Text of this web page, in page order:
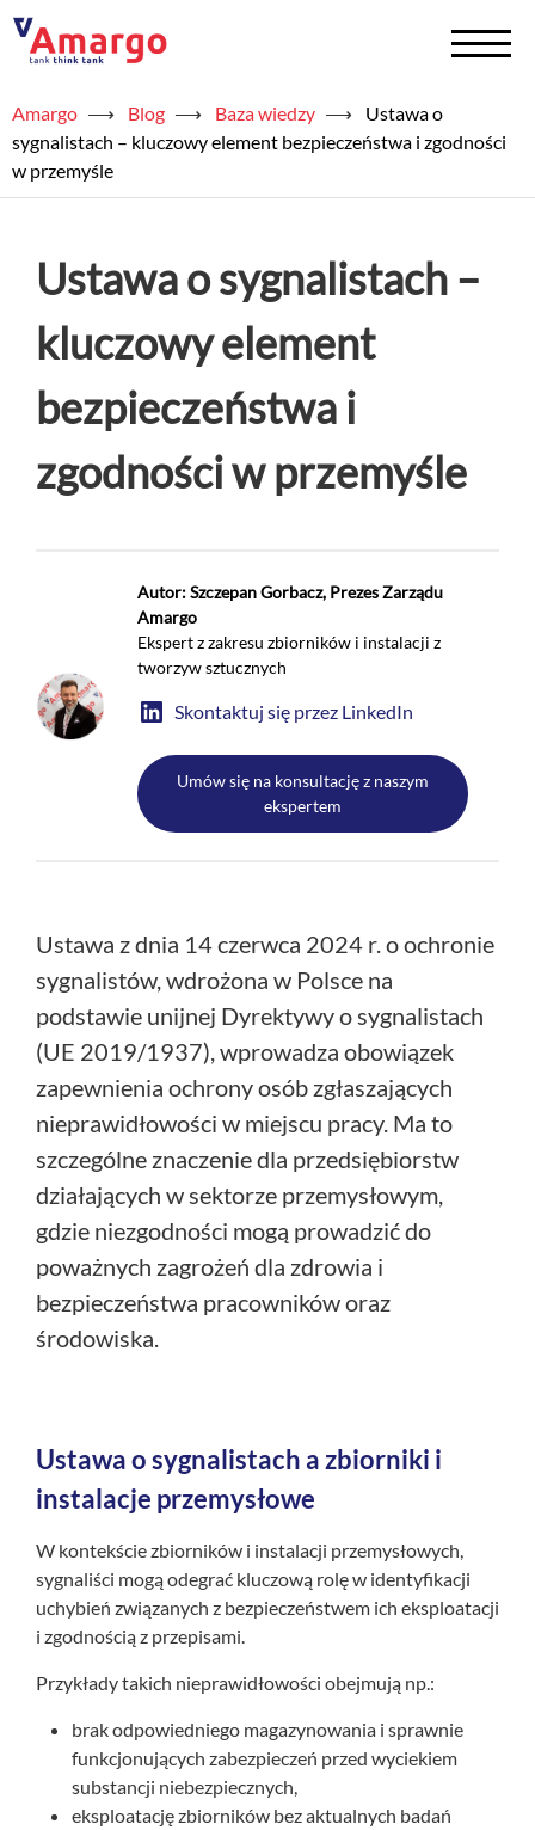
Zbiorniki na chemię +
Zbiorniki na wodę +
Serwis
Akademia TAED
Blog
Amargo ⟶ Blog ⟶ Baza wiedzy ⟶
Ustawa o
sygnalistach – kluczowy element bezpieczeństwa i zgodności
w przemyśle
Ustawa o sygnalistach –
kluczowy element
bezpieczeństwa i
zgodności w przemyśle
Autor: Szczepan Gorbacz, Prezes Zarządu
Amargo
Ekspert z zakresu zbiorników i instalacji z
tworzyw sztucznych
Skontaktuj się przez LinkedIn
Umów się na konsultację z naszym
ekspertem
Ustawa z dnia 14 czerwca 2024 r. o ochronie
sygnalistów, wdrożona w Polsce na
podstawie unijnej Dyrektywy o sygnalistach
(UE 2019/1937), wprowadza obowiązek
zapewnienia ochrony osób zgłaszających
nieprawidłowości w miejscu pracy. Ma to
szczególne znaczenie dla przedsiębiorstw
działających w sektorze przemysłowym,
gdzie niezgodności mogą prowadzić do
poważnych zagrożeń dla zdrowia i
bezpieczeństwa pracowników oraz
środowiska.
Ustawa o sygnalistach a zbiorniki i
instalacje przemysłowe
W kontekście zbiorników i instalacji przemysłowych,
sygnaliści mogą odegrać kluczową rolę w identyfikacji
uchybień związanych z bezpieczeństwem ich eksploatacji
i zgodnością z przepisami.
Przykłady takich nieprawidłowości obejmują np.:
brak odpowiedniego magazynowania i sprawnie
funkcjonujących zabezpieczeń przed wyciekiem
substancji niebezpiecznych,
eksploatację zbiorników bez aktualnych badań